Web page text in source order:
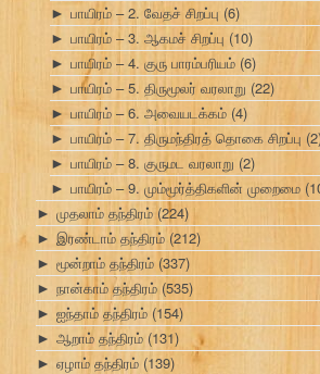
► பாயிரம் – 2. வேதச் சிறப்பு (6)
► பாயிரம் – 3. ஆகமச் சிறப்பு (10)
► பாயிரம் – 4. குரு பாரம்பரியம் (6)
► பாயிரம் – 5. திருமூலர் வரலாறு (22)
► பாயிரம் – 6. அவையடக்கம் (4)
► பாயிரம் – 7. திருமந்திரத் தொகை சிறப்பு
► பாயிரம் – 8. குருமட வரலாறு (2)
► பாயிரம் – 9. மும்மூர்த்திகளின் முறைமை
► முதலாம் தந்திரம் (224)
► இரண்டாம் தந்திரம் (212)
► மூன்றாம் தந்திரம் (337)
► நான்காம் தந்திரம் (535)
► ஐந்தாம் தந்திரம் (154)
► ஆறாம் தந்திரம் (131)
► ஏழாம் தந்திரம் (139)